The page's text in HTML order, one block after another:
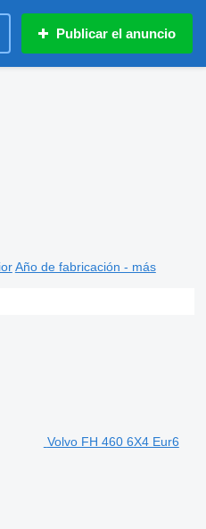
Publicar el anuncio
Año de fabricación - más
Volvo FH 460 6X4 Eur6